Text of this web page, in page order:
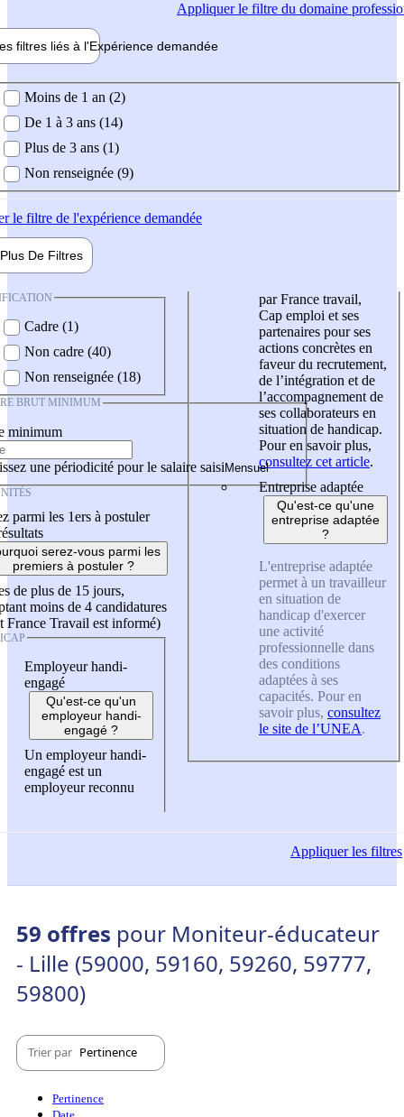
Appliquerle filtre du domaine
filtres liés à l'Expérience demandée
demandée
Moins de 1 an (2)
De 1 à 3 ans (14)
Plus de 3 ans (1)
Non renseignée (9)
le filtre de l'expérience demandée
Plus De Filtres
Cadre (1)
Non cadre (40)
Non renseignée (18)
BRUT MINIMUM
minimum
une périodicité pour le salaire saisi
parmi les 1ers à postuler
serez-vous parmi les
premiers à postuler ?
de plus de 15 jours,
moins de 4 candidatures
France Travail est informé)
Employeur handi-
engagé
Qu'est-ce qu'un
employeur handi-
engagé ?
Un employeur handi-
engagé est un
employeur reconnu
par France travail,
Cap emploi et ses
partenaires pour ses
actions concrètes en
faveur du recrutement,
de l’intégration et de
l’accompagnement de
ses collaborateurs en
situation de handicap.
Pour en savoir plus,
consultez cet article.
Entreprise adaptée
Qu'est-ce qu'une
entreprise adaptée
?
L'entreprise adaptée
permet à un travailleur
en situation de
handicap d'exercer
une activité
professionnelle dans
des conditions
adaptées à ses
capacités. Pour en
savoir plus, consultez
le site de l’UNEA.
Appliquerles filtres
59 offres pour Moniteur-éducateur
- Lille (59000, 59160, 59260, 59777,
59800)
Trier par Pertinence
Pertinence